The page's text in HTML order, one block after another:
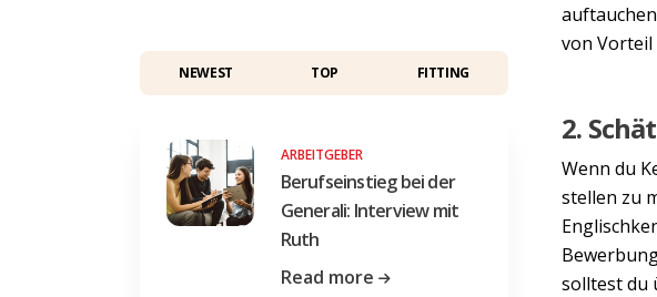
NEWEST TOP FITTING
ARBEITGEBER
Berufseinstieg bei der
Generali: Interview mit
Ruth
Read more
von Vorteil
2.
Wenn du
stellen zu
solltest du